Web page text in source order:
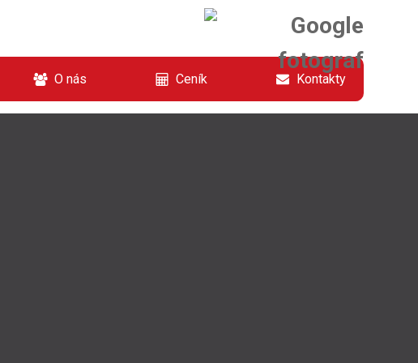
O nás Ceník Kontakty